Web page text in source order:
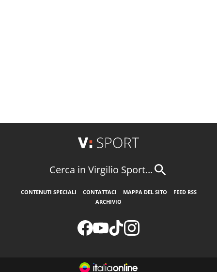
Cerca in Virgilio Sport...
CONTENUTI SPECIALI CONTATTACI MAPPA DEL SITO
FEED RSS
ARCHIVIO